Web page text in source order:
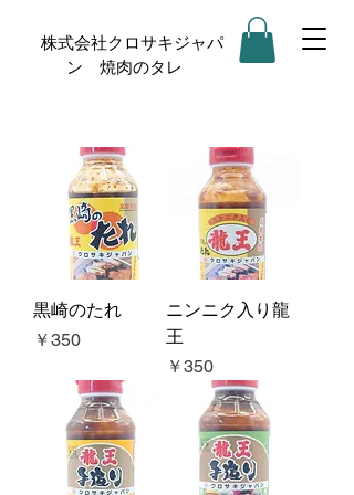
株式会社クロサキジャパ
ン 焼肉のタレ
黒崎のたれ
価格
￥350
ニンニク入り龍
王
価格
￥350